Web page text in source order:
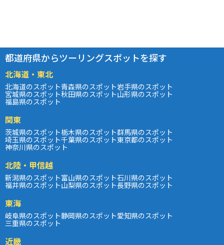
都道府県からツーリングスポットを探す
北海道・東北
北海道のスポット青森県のスポット岩手県のスポット
宮城県のスポット秋田県のスポット山形県のスポット
福島県のスポット
関東
茨城県のスポット栃木県のスポット群馬県のスポット
埼玉県のスポット千葉県のスポット東京都のスポット
神奈川県のスポット
北陸・甲信越
新潟県のスポット富山県のスポット石川県のスポット
福井県のスポット山梨県のスポット長野県のスポット
東海
岐阜県のスポット静岡県のスポット愛知県のスポット
三重県のスポット
近畿